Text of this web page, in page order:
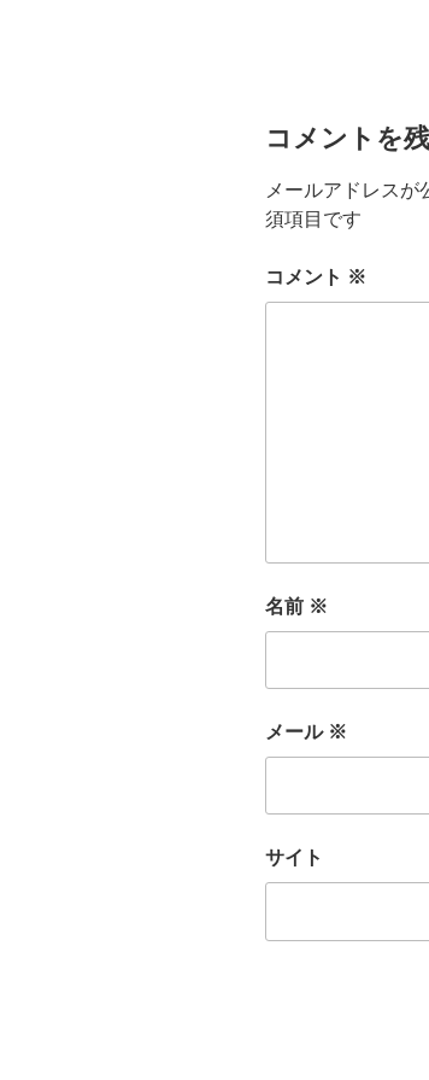
コメントを
メールアドレスが
須項目です
コメント ※
名前 ※
メール ※
サイト